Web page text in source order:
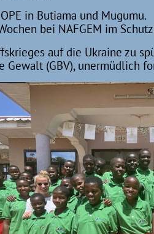
in Butiama und Mugumu.
bei NAFGEM im
auf die Ukraine zu
Gewalt (GBV), unermüdlich